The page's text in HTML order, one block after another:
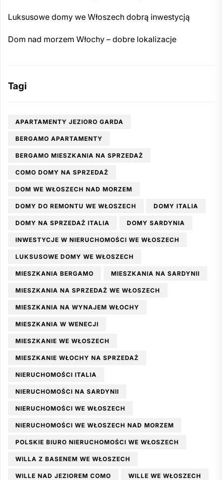
Luksusowe domy we Włoszech dobrą inwestycją
Dom nad morzem Włochy – dobre lokalizacje
Tagi
APARTAMENTY JEZIORO GARDA
BERGAMO APARTAMENTY
BERGAMO MIESZKANIA NA SPRZEDAŻ
COMO DOMY NA SPRZEDAŻ
DOM WE WŁOSZECH NAD MORZEM
DOMY DO REMONTU WE WŁOSZECH DOMY ITALIA
DOMY NA SPRZEDAŻ ITALIA DOMY SARDYNIA
INWESTYCJE W NIERUCHOMOŚCI WE WŁOSZECH
LUKSUSOWE DOMY WE WŁOSZECH
MIESZKANIA BERGAMO MIESZKANIA NA SARDYNII
MIESZKANIA NA SPRZEDAŻ WE WŁOSZECH
MIESZKANIA NA WYNAJEM WŁOCHY
MIESZKANIA W WENECJI
MIESZKANIE WE WŁOSZECH
MIESZKANIE WŁOCHY NA SPRZEDAŻ
NIERUCHOMOŚCI ITALIA
NIERUCHOMOŚCI NA SARDYNII
NIERUCHOMOŚCI WE WŁOSZECH
NIERUCHOMOŚCI WE WŁOSZECH NAD MORZEM
POLSKIE BIURO NIERUCHOMOŚCI WE WŁOSZECH
WILLA Z BASENEM WE WŁOSZECH
WILLE NAD JEZIOREM COMO WILLE WE WŁOSZECH